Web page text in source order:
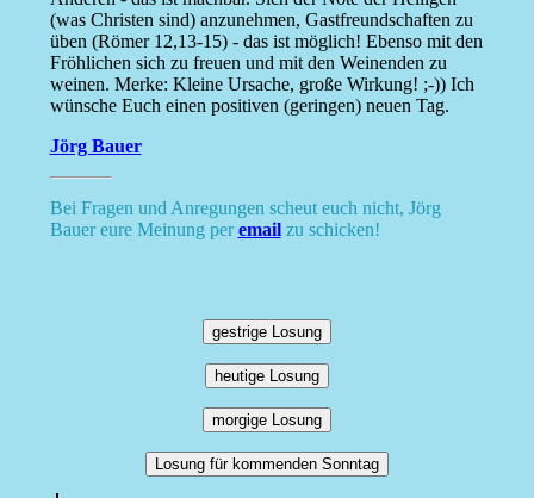
(was Christen sind) anzunehmen, Gastfreundschaften zu
üben (Römer 12,13-15) - das ist möglich! Ebenso mit den
Fröhlichen sich zu freuen und mit den Weinenden zu
weinen. Merke: Kleine Ursache, große Wirkung! ;-)) Ich
wünsche Euch einen positiven (geringen) neuen Tag.
Jörg Bauer
Bei Fragen und Anregungen scheut euch nicht, Jörg
Bauer eure Meinung peremailzu schicken!
gestrige Losung
heutige Losung
morgige Losung
Losung für kommenden Sonntag